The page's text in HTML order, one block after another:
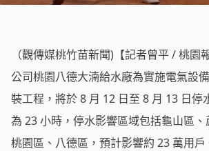
（觀傳媒桃竹苗新聞)【記者曾平 / 桃園
公司桃園八德大湳給水廠為實施電氣設
裝工程，將於 8 月 12 日至 8 月 13 日停
為 23 小時，停水影響區域包括龜山區、
桃園區、八德區，預計影響約 23 萬用戶